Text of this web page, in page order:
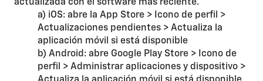
actualizada con el software más reciente.
a) iOS: abre la App Store > Icono de perfil >
Actualizaciones pendientes > Actualiza la
aplicación móvil si está disponible
b) Android: abre Google Play Store > Icono de
perfil > Administrar aplicaciones y dispositivo >